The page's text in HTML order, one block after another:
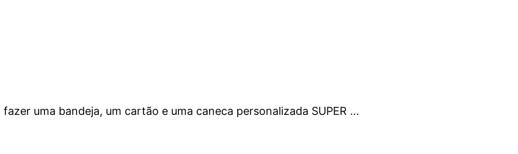
uma bandeja, um cartão e uma caneca personalizada SUPER ...